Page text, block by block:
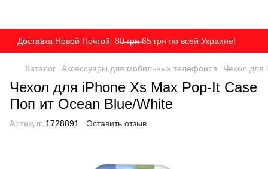
Доставка Новой Почтой: 80̶ ̶г̶р̶н̶ 65 грн по всей Украине!
Каталог Аксессуары для мобильных телефонов Чехол для
Чехол для iPhone Xs Max Pop-It Case
Поп ит Ocean Blue/White
Артикул: 1728891 Оставить отзыв